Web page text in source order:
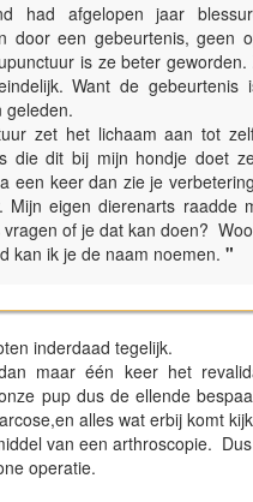
had afgelopen jaar
door een gebeurtenis, geen
is ze beter
Want de gebeurtenis
geleden.
zet het lichaam aan tot
die dit bij mijn hondje doet
een keer dan zie je
Mijn eigen dierenarts raadde
vragen of je dat kan doen?
kan ik je de naam noemen. "
inderdaad tegelijk.
maar één keer het
pup dus de ellende
alles wat erbij komt
van een arthroscopie.
operatie.